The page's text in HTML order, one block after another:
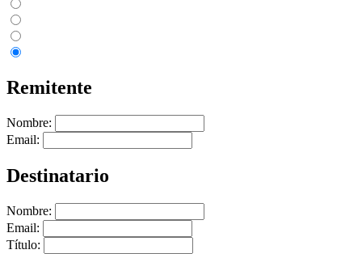
Remitente
Nombre:
Email:
Destinatario
Nombre:
Email:
Título: